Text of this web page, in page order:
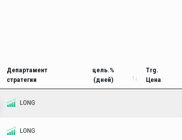
Департамент
стратегии
цель.%
(дней)
Trg.
Цена
LONG
LONG